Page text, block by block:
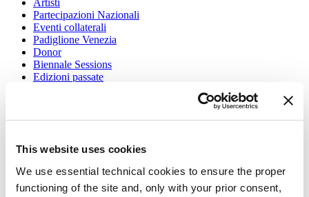
This website uses cookies
We use essential technical cookies to ensure the proper
functioning of the site and, only with your prior consent,
Artisti
Partecipazioni Nazionali
Eventi collaterali
Padiglione Venezia
Donor
Biennale Sessions
Edizioni passate
Servizi al pubblico
Contatti
Press